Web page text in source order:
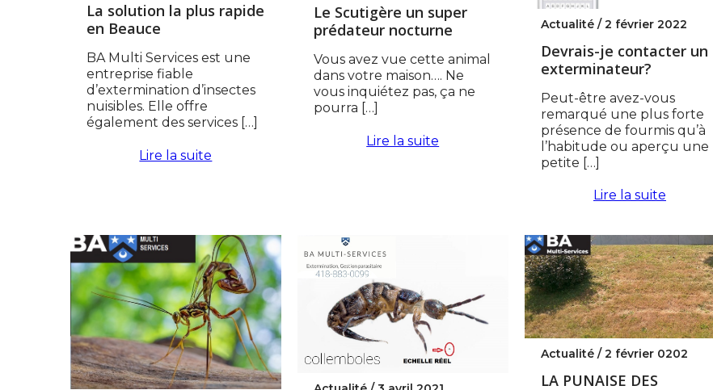
La solution la plus rapide
en Beauce
BA Multi Services est une
entreprise fiable
d’extermination d’insectes
nuisibles. Elle offre
également des services […]
Lire la suite
Le Scutigère un super
prédateur nocturne
Vous avez vue cette animal
dans votre maison…. Ne
vous inquiétez pas, ça ne
pourra […]
Lire la suite
Actualité /2 février 2022
Devrais-je contacter un
exterminateur?
Peut-être avez-vous
remarqué une plus forte
présence de fourmis qu’à
l’habitude ou aperçu une
petite […]
Lire la suite
Actualité /2 février 0202
LA PUNAISE DES